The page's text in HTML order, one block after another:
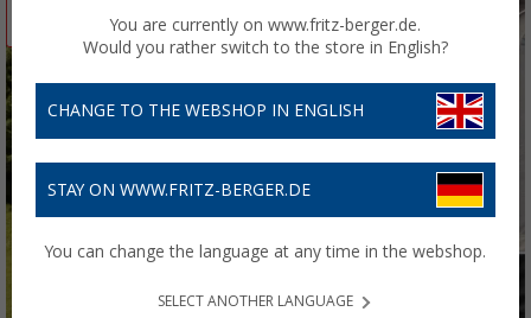
You are currently on www.fritz-berger.de.
Would you rather switch to the store in English?
CHANGE TO THE WEBSHOP IN ENGLISH
STAY ON WWW.FRITZ-BERGER.DE
You can change the language at any time in the webshop.
SELECT ANOTHER LANGUAGE